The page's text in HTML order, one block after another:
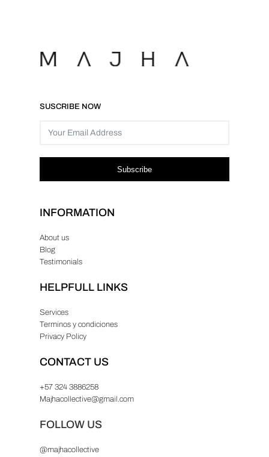
SUSCRIBE NOW
Subscribe
INFORMATION
About us
Blog
Testimonials
HELPFULL LINKS
Services
Terminos y condiciones
Privacy Policy
CONTACT US
+57 324 3886258
Majhacollective@gmail.com
FOLLOW US
@majhacollective